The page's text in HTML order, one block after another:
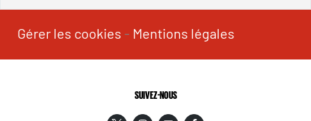
Gérer les cookies - Mentions légales
SUIVEZ-NOUS